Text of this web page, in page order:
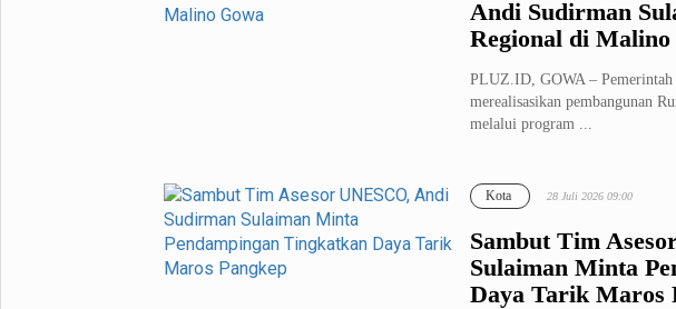
Andi Sudirman
Regional di Malino
PLUZ.ID, GOWA –
merealisasikan pembangunan
melalui program ...
Sambut Tim
Sulaiman Minta
Daya Tarik Maros
Kota 28 Juli 2026 09:00